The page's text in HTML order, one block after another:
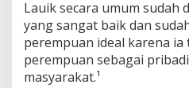
Lauik secara umum sudah
yang sangat baik dan
perempuan ideal karena
perempuan sebagai
masyarakat.¹